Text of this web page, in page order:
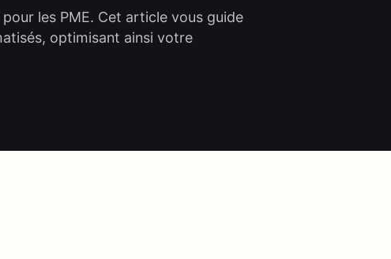
les PME. Cet article vous guide
optimisant ainsi votre